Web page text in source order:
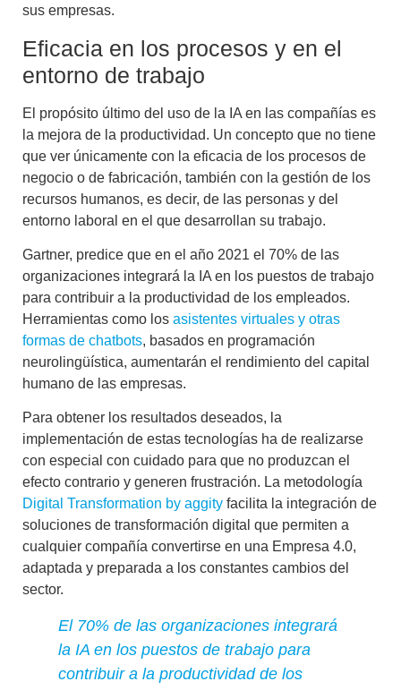
sus empresas.
Eficacia en los procesos y en el
entorno de trabajo
El propósito último del uso de la IA en las compañías es
la mejora de la productividad. Un concepto que no tiene
que ver únicamente con la eficacia de los procesos de
negocio o de fabricación, también con la gestión de los
recursos humanos, es decir, de las personas y del
entorno laboral en el que desarrollan su trabajo.
Gartner, predice que en el año 2021 el 70% de las
organizaciones integrará la IA en los puestos de trabajo
para contribuir a la productividad de los empleados.
Herramientas como los asistentes virtuales y otras
formas de chatbots, basados en programación
neurolingüística, aumentarán el rendimiento del capital
humano de las empresas.
Para obtener los resultados deseados, la
implementación de estas tecnologías ha de realizarse
con especial con cuidado para que no produzcan el
efecto contrario y generen frustración. La metodología
Digital Transformation by aggity facilita la integración de
soluciones de transformación digital que permiten a
cualquier compañía convertirse en una Empresa 4.0,
adaptada y preparada a los constantes cambios del
sector.
El 70% de las organizaciones integrará
la IA en los puestos de trabajo para
contribuir a la productividad de los